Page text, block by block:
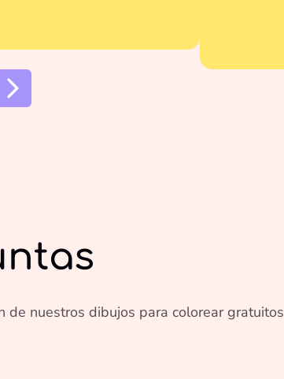
de nuestros dibujos para colorear gratuitos